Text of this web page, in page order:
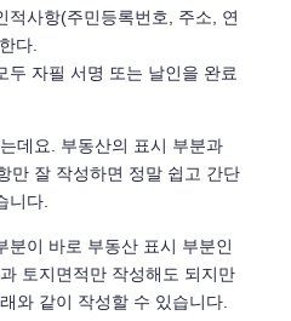
적사항(주민등록번호, 주소, 연
다.
두 자필 서명 또는 날인을 완료
데요. 부동산의 표시 부분과
만 잘 작성하면 정말 쉽고 간단
니다.
분이 바로 부동산 표시 부분인
토지면적만 작성해도 되지만
와 같이 작성할 수 있습니다.